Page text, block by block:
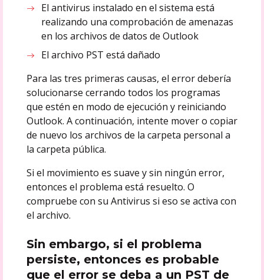
El antivirus instalado en el sistema está
realizando una comprobación de amenazas
en los archivos de datos de Outlook
El archivo PST está dañado
Para las tres primeras causas, el error debería
solucionarse cerrando todos los programas
que estén en modo de ejecución y reiniciando
Outlook. A continuación, intente mover o copiar
de nuevo los archivos de la carpeta personal a
la carpeta pública.
Si el movimiento es suave y sin ningún error,
entonces el problema está resuelto. O
compruebe con su Antivirus si eso se activa con
el archivo.
Sin embargo, si el problema
persiste, entonces es probable
que el error se deba a un PST de